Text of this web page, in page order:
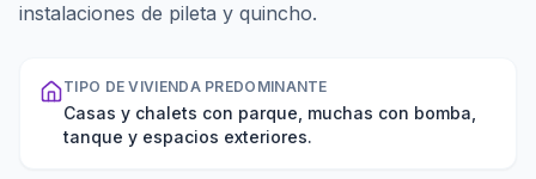
instalaciones de pileta y quincho.
TIPO DE VIVIENDA PREDOMINANTE
Casas y chalets con parque, muchas con bomba,
tanque y espacios exteriores.